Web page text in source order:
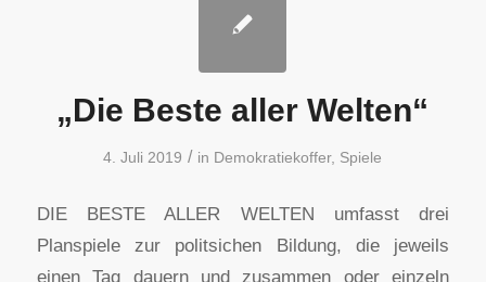
„Die Beste aller Welten“
4. Juli 2019 / in Demokratiekoffer, Spiele
DIE BESTE ALLER WELTEN umfasst drei
Planspiele zur politsichen Bildung, die jeweils
einen Tag dauern und zusammen oder einzeln